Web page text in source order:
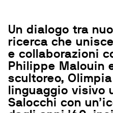
Un dialogo tra
ricerca che
e collaborazioni
Philippe Malouin
scultoreo,
linguaggio visivo
Salocchi con